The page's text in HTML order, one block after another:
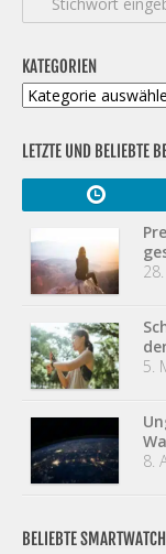
KATEGORIEN
Kategorien
LETZTE UND BELIEBTE
5.
8.
BELIEBTE